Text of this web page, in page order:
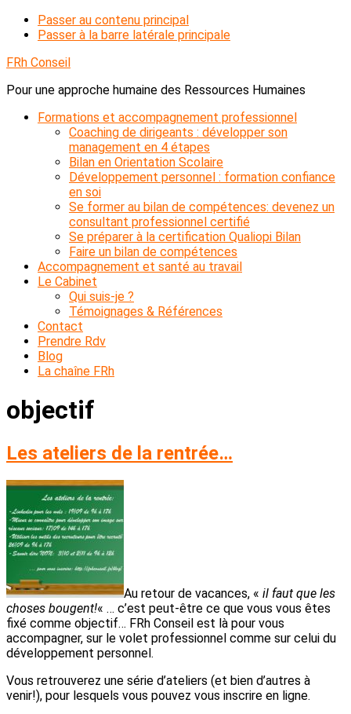
Passer au contenu principal
Passer à la barre latérale principale
FRh Conseil
Pour une approche humaine des Ressources Humaines
Formations et accompagnement professionnel
Coaching de dirigeants : développer son
management en 4 étapes
Bilan en Orientation Scolaire
Développement personnel : formation confiance
en soi
Se former au bilan de compétences: devenez un
consultant professionnel certifié
Se préparer à la certification Qualiopi Bilan
Faire un bilan de compétences
Accompagnement et santé au travail
Le Cabinet
Qui suis-je ?
Témoignages & Références
Contact
Prendre Rdv
Blog
La chaîne FRh
objectif
Les ateliers de la rentrée…
Au retour de vacances, « il faut que les
choses bougent!« … c’est peut-être ce que vous vous êtes
fixé comme objectif… FRh Conseil est là pour vous
accompagner, sur le volet professionnel comme sur celui du
développement personnel.
Vous retrouverez une série d’ateliers (et bien d’autres à
venir!), pour lesquels vous pouvez vous inscrire en ligne.